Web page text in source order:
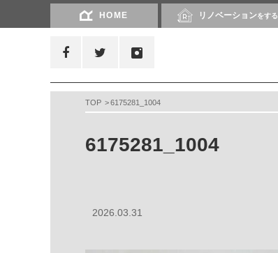
HOME リノベーションをする
TOP 6175281_1004
6175281_1004
2026.03.31